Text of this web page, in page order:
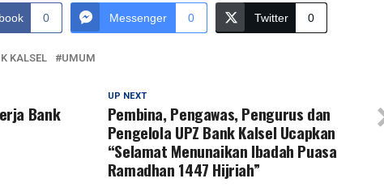
0 Messenger 0 Twitter 0
KALSEL UMUM
UP NEXT
Pembina, Pengawas, Pengurus dan
Pengelola UPZ Bank Kalsel Ucapkan
“Selamat Menunaikan Ibadah Puasa
Ramadhan 1447 Hijriah”
Bank